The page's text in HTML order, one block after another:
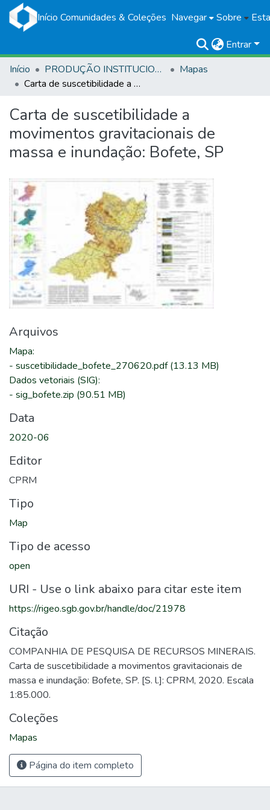
Início Comunidades & Coleções Navegar Sobre
Entrar
Início
PRODUÇÃO INSTITUCIONAL
Mapas
Carta de suscetibilidade a movimentos gravitacionais de massa e inundação: Bofete, SP
Carta de suscetibilidade a
movimentos gravitacionais de
massa e inundação: Bofete, SP
Arquivos
Mapa:
- suscetibilidade_bofete_270620.pdf(13.13 MB)
Dados vetoriais (SIG):
- sig_bofete.zip (90.51 MB)
Data
2020-06
Editor
CPRM
Tipo
Map
Tipo de acesso
open
URI - Use o link abaixo para citar este item
https://rigeo.sgb.gov.br/handle/doc/21978
Citação
COMPANHIA DE PESQUISA DE RECURSOS MINERAIS.
Carta de suscetibilidade a movimentos gravitacionais de
massa e inundação: Bofete, SP. [S. l.]: CPRM, 2020. Escala
1:85.000.
Coleções
Mapas
Página do item completo